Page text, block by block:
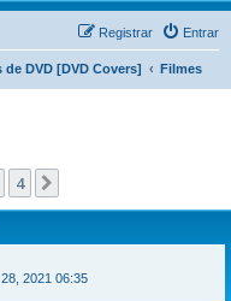
Entrar
Registrar
de DVD [DVD Covers] Filmes
4
2021 06:35